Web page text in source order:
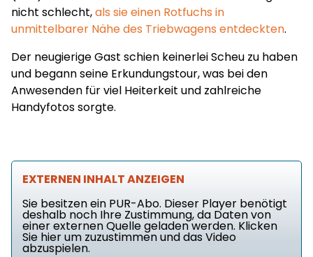
nicht schlecht,als sie einen Rotfuchs in
unmittelbarer Nähe des Triebwagens entdeckten.
Der neugierige Gast schien keinerlei Scheu zu haben
und begann seine Erkundungstour, was bei den
Anwesenden für viel Heiterkeit und zahlreiche
Handyfotos sorgte.
EXTERNEN INHALT ANZEIGEN
Sie besitzen ein PUR-Abo. Dieser Player benötigt
deshalb noch Ihre Zustimmung, da Daten von
einer externen Quelle geladen werden. Klicken
Sie hier um zuzustimmen und das Video
abzuspielen.